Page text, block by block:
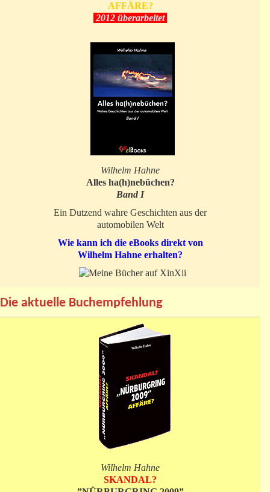
AFFÄRE?
2012 überarbeitet
Wilhelm Hahne
Alles ha(h)nebüchen?
Band I
Ein Dutzend wahre Geschichten aus der
automobilen Welt
Wie kann ich die eBooks direkt von
Wilhelm Hahne erhalten?
Die aktuelle Buchempfehlung
Wilhelm Hahne
SKANDAL?